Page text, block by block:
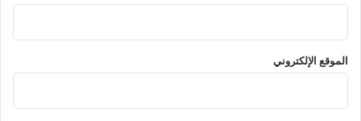
الموقع الإلكتروني